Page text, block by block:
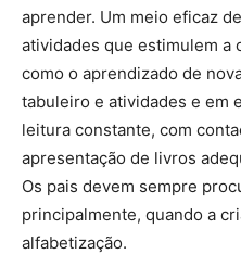
aprender. Um meio eficaz
atividades que estimulem a
como o aprendizado de
tabuleiro e atividades e em
leitura constante, com
apresentação de livros
Os pais devem sempre
principalmente, quando a
alfabetização.